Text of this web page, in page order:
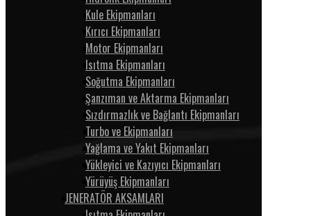
Kule Ekipmanları
Kırıcı Ekipmanları
Motor Ekipmanları
Isıtma Ekipmanları
Soğutma Ekipmanları
Şanzıman ve Aktarma Ekipmanları
Sızdırmazlık ve Bağlantı Ekipmanları
Turbo ve Ekipmanları
Yağlama ve Yakıt Ekipmanları
Yükleyici ve Kazıyıcı Ekipmanları
Yürüyüş Ekipmanları
JENERATÖR AKSAMLARI